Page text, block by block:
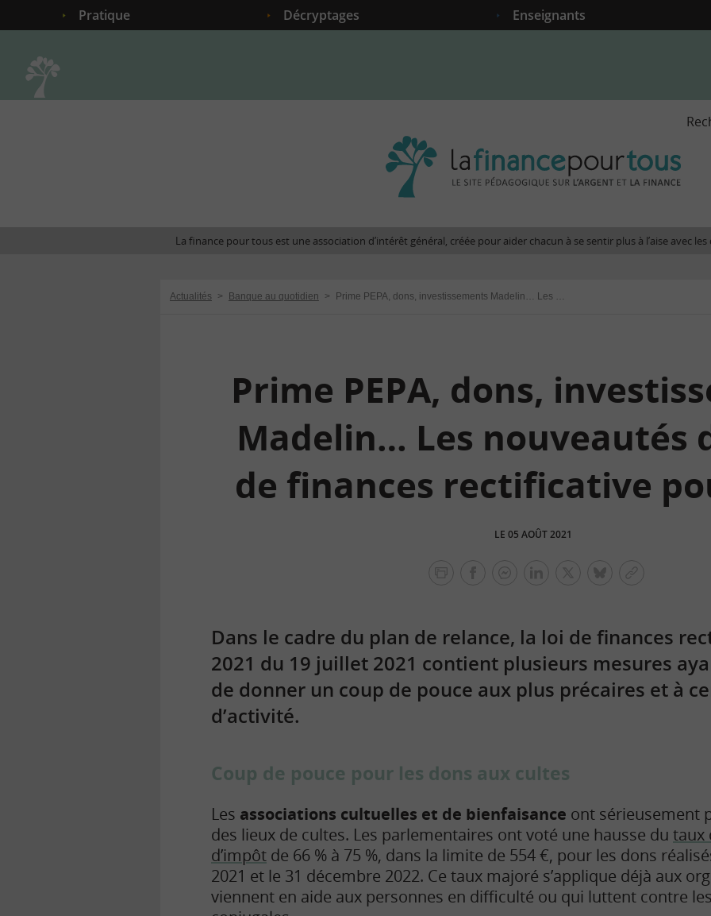
Pratique Décryptages Enseignants
site
La finance pour tous est une association d’intérêt général, créée pour aider chacun à se sentir plus à l’aise avec
Actualités > Banque au quotidien > Prime PEPA, dons, investissements Madelin… Les nouveautés de la loi de finances rectificative pour 2021
Prime PEPA, dons,
Madelin… Les nouveautés
de finances rectificative
LE 05 AOÛT 2021
Dans le cadre du plan de relance, la loi de finances
2021 du 19 juillet 2021 contient plusieurs mesures
de donner un coup de pouce aux plus précaires et à
d’activité.
Coup de pouce pour les dons aux cultes
Les associations cultuelles et de bienfaisance ont sérieusement
des lieux de cultes. Les parlementaires ont voté une hausse du taux
d’impôt de 66 % à 75 %, dans la limite de 554 €, pour les dons
2021 et le 31 décembre 2022. Ce taux majoré s’applique déjà aux
viennent en aide aux personnes en difficulté ou qui luttent contre